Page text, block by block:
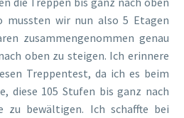
mussten wir nun also 5 Etagen
zusammengenommen genau
oben zu steigen. Ich erinnere
Treppentest, da ich es beim
diese 105 Stufen bis ganz nach
zu bewältigen. Ich schaffte bei